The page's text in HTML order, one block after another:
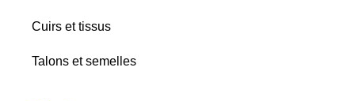
Cuirs et tissus
Talons et semelles